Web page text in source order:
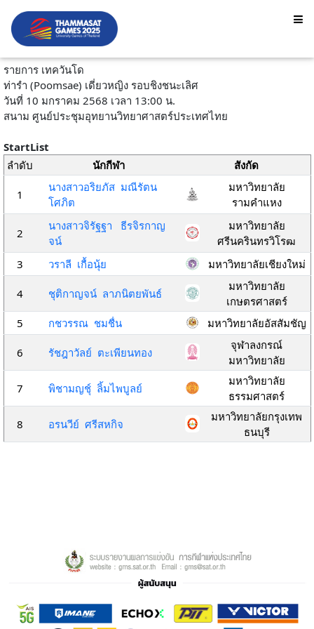
รายการ เทควันโด
ท่ารำ (Poomsae) เดี่ยวหญิง รอบชิงชนะเลิศ
วันที่ 10 มกราคม 2568 เวลา 13:00 น.
สนาม ศูนย์ประชุมอุทยานวิทยาศาสตร์ประเทศไทย
StartList
ลำดับ
นักกีฬา สังกัด
1
นางสาวอริยภัส มณีรัตน
โศภิต
มหาวิทยาลัย
รามคำแหง
2
นางสาวจิรัฐฐา ธีรจิรกาญ
จน์
มหาวิทยาลัย
ศรีนครินทรวิโรฒ
3
วราลี เกื้อนุ้ย มหาวิทยาลัยเชียงใหม่
4 ชุติกาญจน์ ลาภนิตยพันธ์
มหาวิทยาลัย
เกษตรศาสตร์
5
กชวรรณ ชมชื่น มหาวิทยาลัยอัสสัมชัญ
6 รัชฎาวัลย์ ตะเพียนทอง
จุฬาลงกรณ์
มหาวิทยาลัย
7
พิชามญชุ์ ลิ้มไพบูลย์
มหาวิทยาลัย
ธรรมศาสตร์
8
อรนวีย์ ศรีสหกิจ
มหาวิทยาลัยกรุงเทพ
ธนบุรี